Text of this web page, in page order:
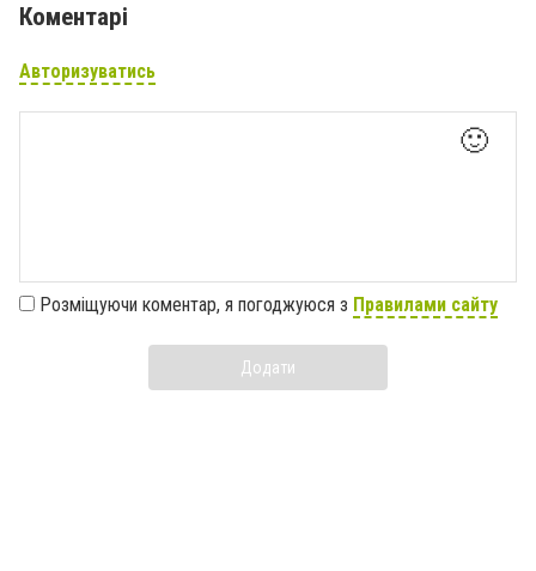
Коментарі
Авторизуватись
🙂
Розміщуючи коментар, я погоджуюся з Правилами сайту
Додати